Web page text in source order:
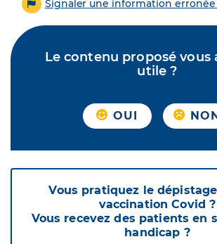
Signaler une information
Le contenu proposé vous
utile ?
OUI NON
Vous pratiquez le
vaccination Covid ?
Vous recevez des patients en
handicap ?